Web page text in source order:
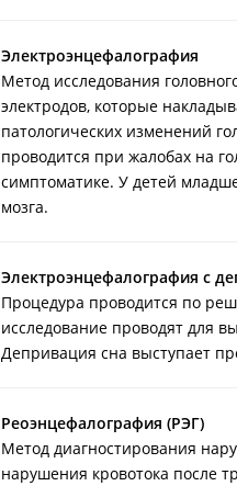
Электроэнцефалография
Метод исследования
электродов, которые
патологических изменений
проводится при жалобах на
симптоматике. У детей
мозга.
Электроэнцефалография с
Процедура проводится по
исследование проводят для
Депривация сна выступает
Реоэнцефалография (РЭГ)
Метод диагностирования
нарушения кровотока после